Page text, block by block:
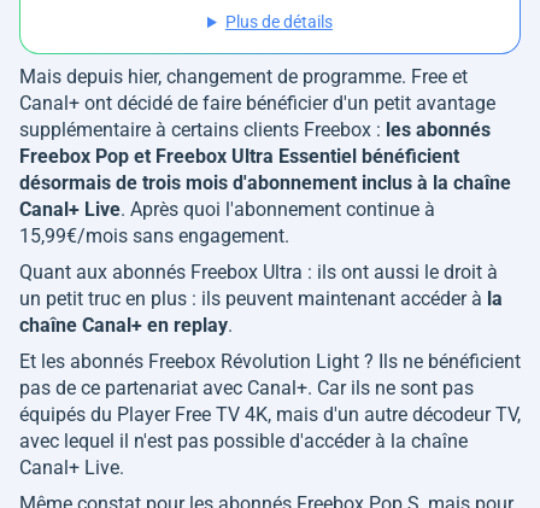
Plus de détails
Mais depuis hier, changement de programme. Free et
Canal+ ont décidé de faire bénéficier d'un petit avantage
supplémentaire à certains clients Freebox : les abonnés
Freebox Pop et Freebox Ultra Essentiel bénéficient
désormais de trois mois d'abonnement inclus à la chaîne
Canal+ Live. Après quoi l'abonnement continue à
15,99€/mois sans engagement.
Quant aux abonnés Freebox Ultra : ils ont aussi le droit à
un petit truc en plus : ils peuvent maintenant accéder à la
chaîne Canal+ en replay.
Et les abonnés Freebox Révolution Light ? Ils ne bénéficient
pas de ce partenariat avec Canal+. Car ils ne sont pas
équipés du Player Free TV 4K, mais d'un autre décodeur TV,
avec lequel il n'est pas possible d'accéder à la chaîne
Canal+ Live.